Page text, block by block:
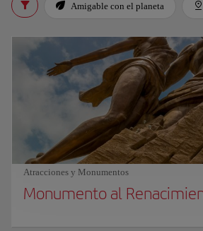
Amigable con el planeta
Atracciones y Monumentos
Monumento al